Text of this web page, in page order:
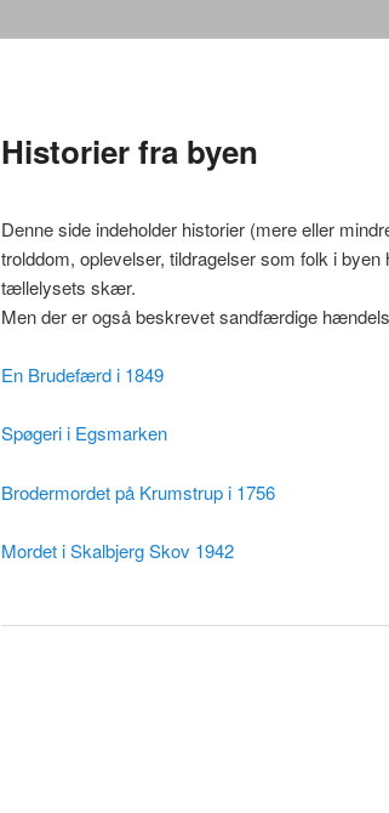
Historier fra byen
Denne side indeholder historier (mere eller
trolddom, oplevelser, tildragelser som folk i
tællelysets skær.
Men der er også beskrevet sandfærdige
En Brudefærd i 1849
Spøgeri i Egsmarken
Brodermordet på Krumstrup i 1756
Mordet i Skalbjerg Skov 1942